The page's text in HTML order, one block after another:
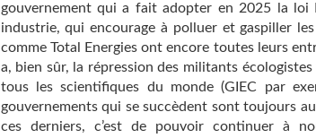
gouvernement qui a fait adopter en 2025 la loi
industrie, qui encourage à polluer et gaspiller
comme Total Energies ont encore toutes leurs
a, bien sûr, la répression des militants
tous les scientifiques du monde (GIEC par
gouvernements qui se succèdent sont toujours
ces derniers, c’est de pouvoir continuer à